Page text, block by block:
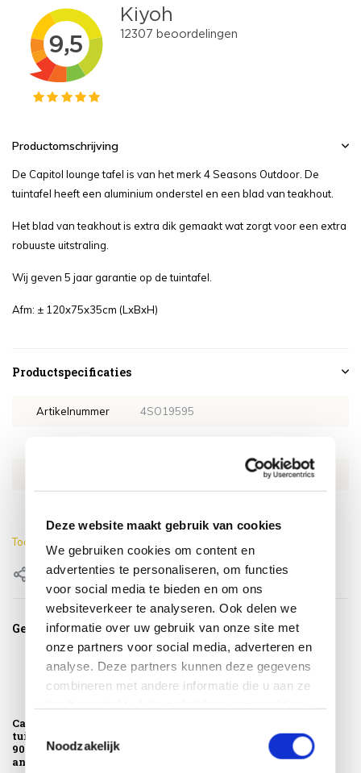
Deze website maakt gebruik van cookies
We gebruiken cookies om content en
advertenties te personaliseren, om functies
voor social media te bieden en om ons
websiteverkeer te analyseren. Ook delen we
informatie over uw gebruik van onze site met
onze partners voor social media, adverteren en
analyse. Deze partners kunnen deze gegevens
combineren met andere informatie die u aan ze
Noodzakelijk
Productomschrijving
De Capitol lounge tafel is van het merk 4 Seasons Outdoor. De
tuintafel heeft een aluminium onderstel en een blad van teakhout.
Het blad van teakhout is extra dik gemaakt wat zorgt voor een extra
robuuste uitstraling.
Wij geven 5 jaar garantie op de tuintafel.
Afm: ± 120x75x35cm (LxBxH)
Productspecificaties
Artikelnummer 4SO19595
Toon meer
Delen
Gerelateerde producten
Capitol lounge
tuintafel
90x90xH35 cm
antraciet te...